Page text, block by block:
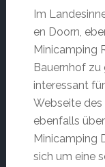
Im
en Doorn,
Minicamping
Bauernhof zu
interessant
Webseite
ebenfalls
Minicamping
sich um eine